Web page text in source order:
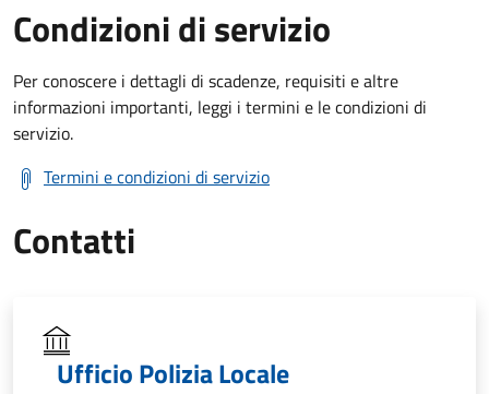
Condizioni di servizio
Per conoscere i dettagli di scadenze, requisiti e altre
informazioni importanti, leggi i termini e le condizioni di
servizio.
Termini e condizioni di servizio
Contatti
Ufficio Polizia Locale